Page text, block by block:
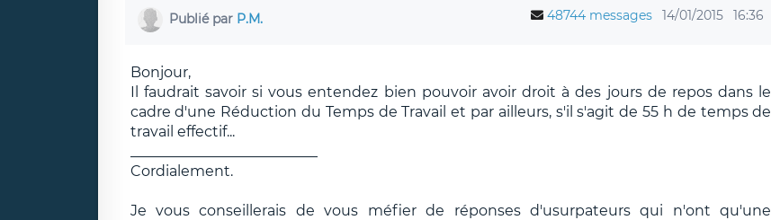
Publié par P.M. 48744 messages 14/01/2015 16:36
Bonjour,
Il faudrait savoir si vous entendez bien pouvoir avoir droit à des jours de repos dans le
cadre d'une Réduction du Temps de Travail et par ailleurs, s'il s'agit de 55 h de temps de
travail effectif...
Cordialement.
Je vous conseillerais de vous méfier de réponses d'usurpateurs qui n'ont qu'une